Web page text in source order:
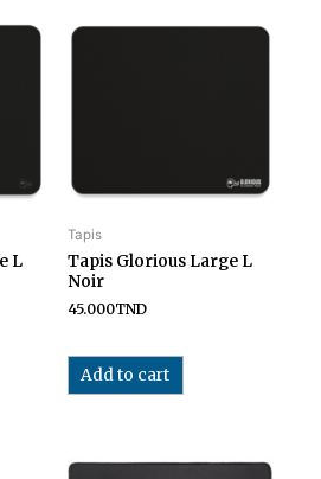
L
Tapis
Tapis Glorious Large L
Noir
45.000TND
Add to cart